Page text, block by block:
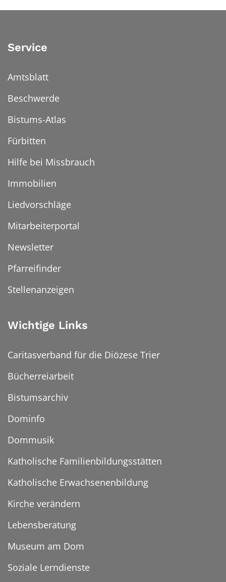
Service
Amtsblatt
Beschwerde
Bistums-Atlas
Fürbitten
Hilfe bei Missbrauch
Immobilien
Liedvorschläge
Mitarbeiterportal
Newsletter
Pfarreifinder
Stellenanzeigen
Wichtige Links
Caritasverband für die Diözese Trier
Bücherreiarbeit
Bistumsarchiv
Dominfo
Dommusik
Katholische Familienbildungsstätten
Katholische Erwachsenenbildung
Kirche verändern
Lebensberatung
Museum am Dom
Soziale Lerndienste